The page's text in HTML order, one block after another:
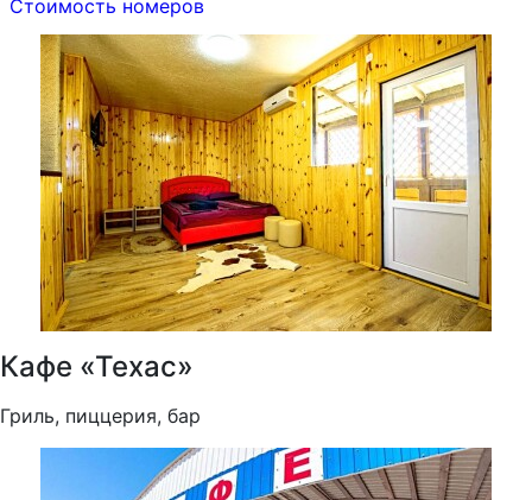
Стоимость номеров
Кафе «Техас»
Гриль, пиццерия, бар